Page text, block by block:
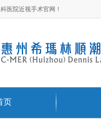
医院近视手术官网！
页